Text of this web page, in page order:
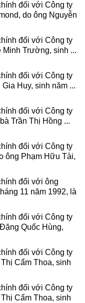
đối với Công ty
do ông Nguyễn
đối với Công ty
Minh Trường, sinh ...
đối với Công ty
Huy, sinh năm ...
đối với Công ty
Trần Thị Hồng ...
đối với Công ty
ông Phạm Hữu Tài,
đối với ông
11 năm 1992, là
đối với Công ty
Quốc Hùng,
đối với Công ty
Cẩm Thoa, sinh
đối với Công ty
Cẩm Thoa, sinh